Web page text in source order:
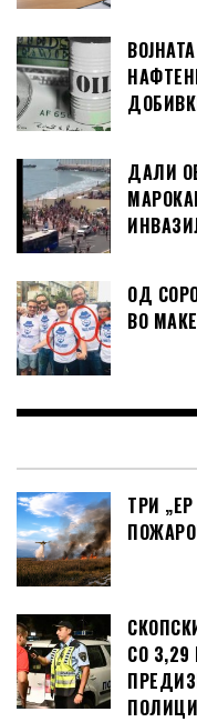
ДАЛИ
ОД
ВО
ТРИ
СО